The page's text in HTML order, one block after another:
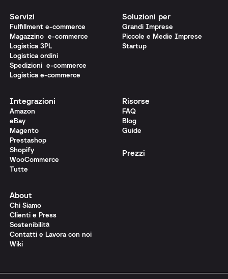
Servizi
Fulfillment e-commerce
Magazzino e-commerce
Logistica 3PL
Logistica ordini
Spedizioni e-commerce
Logistica e-commerce
Soluzioni per
Grandi Imprese
Piccole e Medie Imprese
Startup
Integrazioni
Amazon
eBay
Magento
Prestashop
Shopify
WooCommerce
Tutte
Risorse
FAQ
Blog
Guide
Prezzi
About
Chi Siamo
Clienti e Press
Sostenibilità
Contatti e Lavora con noi
Wiki